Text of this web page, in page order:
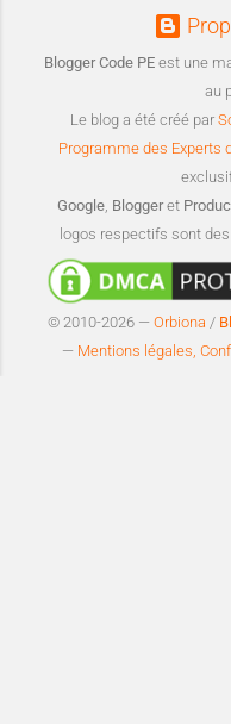
Blogger Code PE est une
au
Le blog a été créé par
Programme des Experts
Google, Bloggeret
logos respectifs sont
© 2010-2026 — Orbiona /
— Mentions légales,